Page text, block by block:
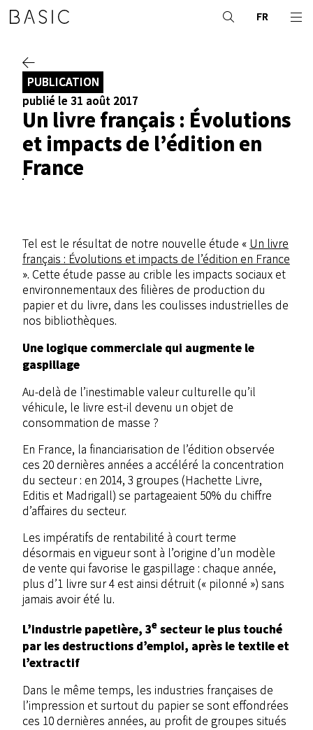
FR
PUBLICATION
publié le 31 août 2017
Un livre français : Évolutions
et impacts de l’édition en
France
Tel est le résultat de notre nouvelle étude « Un livre
français : Évolutions et impacts de l’édition en France
». Cette étude passe au crible les impacts sociaux et
environnementaux des filières de production du
papier et du livre, dans les coulisses industrielles de
nos bibliothèques.
Une logique commerciale qui augmente le
gaspillage
Au-delà de l’inestimable valeur culturelle qu’il
véhicule, le livre est-il devenu un objet de
consommation de masse ?
En France, la financiarisation de l’édition observée
ces 20 dernières années a accéléré la concentration
du secteur : en 2014, 3 groupes (Hachette Livre,
Editis et Madrigall) se partageaient 50% du chiffre
d’affaires du secteur.
Les impératifs de rentabilité à court terme
désormais en vigueur sont à l’origine d’un modèle
de vente qui favorise le gaspillage : chaque année,
plus d’1 livre sur 4 est ainsi détruit (« pilonné ») sans
jamais avoir été lu.
L’industrie papetière, 3e secteur le plus touché
par les destructions d’emploi, après le textile et
l’extractif
Dans le même temps, les industries françaises de
l’impression et surtout du papier se sont effondrées
ces 10 dernières années, au profit de groupes situés